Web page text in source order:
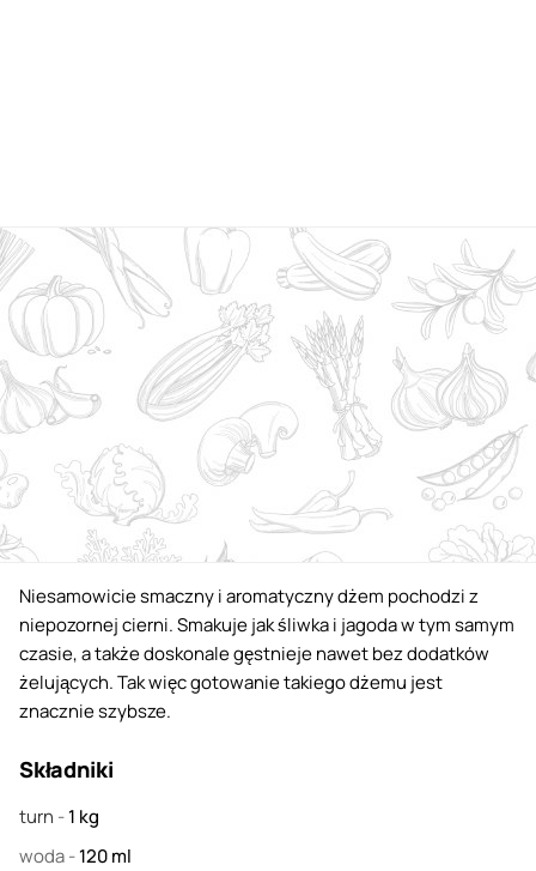
Niesamowicie smaczny i aromatyczny dżem pochodzi z
niepozornej cierni. Smakuje jak śliwka i jagoda w tym samym
czasie, a także doskonale gęstnieje nawet bez dodatków
żelujących. Tak więc gotowanie takiego dżemu jest
znacznie szybsze.
Składniki
turn -1 kg
woda-120ml